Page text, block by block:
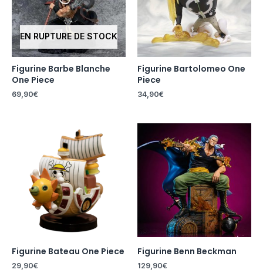
EN RUPTURE DE STOCK
Figurine Barbe Blanche
One Piece
69,90€
Figurine Bartolomeo One
Piece
34,90€
Figurine Bateau One Piece
29,90€
Figurine Benn Beckman
129,90€